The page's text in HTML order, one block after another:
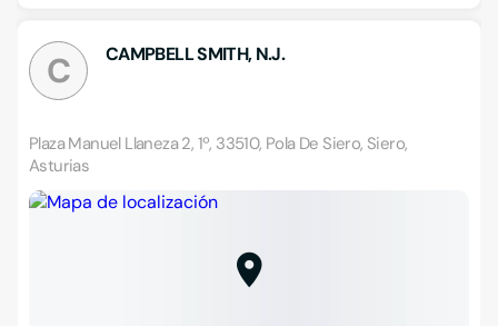
C CAMPBELL SMITH, N.J.
Plaza Manuel Llaneza 2, 1º, 33510, Pola De Siero, Siero,
Asturias